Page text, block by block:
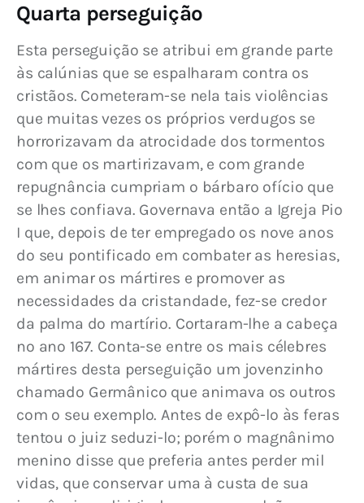
Quarta perseguição
Esta perseguição se atribui em grande parte
às calúnias que se espalharam contra os
cristãos. Cometeram-se nela tais violências
que muitas vezes os próprios verdugos se
horrorizavam da atrocidade dos tormentos
com que os martirizavam, e com grande
repugnância cumpriam o bárbaro ofício que
se lhes confiava. Governava então a Igreja Pio
I que, depois de ter empregado os nove anos
do seu pontificado em combater as heresias,
em animar os mártires e promover as
necessidades da cristandade, fez-se credor
da palma do martírio. Cortaram-lhe a cabeça
no ano 167. Conta-se entre os mais célebres
mártires desta perseguição um jovenzinho
chamado Germânico que animava os outros
com o seu exemplo. Antes de expô-lo às feras
tentou o juiz seduzi-lo; porém o magnânimo
menino disse que preferia antes perder mil
vidas, que conservar uma à custa de sua